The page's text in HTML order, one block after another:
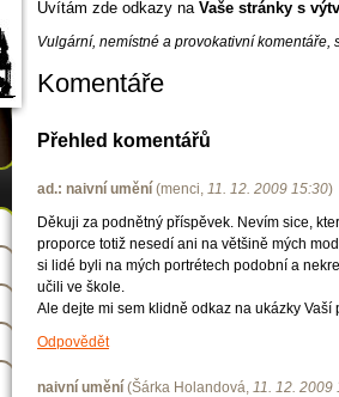
Uvítám zde odkazy na Vaše stránky s
Vulgární, nemístné a provokativní
Komentáře
Přehled komentářů
ad.: naivní umění (menci, 11. 12. 2009 15:30)
Děkuji za podnětný příspěvek. Nevím sice,
proporce totiž nesedí ani na většině mých
si lidé byli na mých portrétech podobní a
učili ve škole.
Ale dejte mi sem klidně odkaz na ukázky Vaší
Odpovědět
naivní umění (Šárka Holandová, 11. 12. 2009